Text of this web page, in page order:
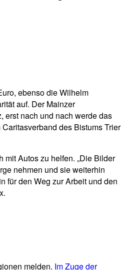
ebenso die Wilhelm
auf. Der Mainzer
erst nach und nach werde das
des Bistums Trier
Autos zu helfen. „Die Bilder
nehmen und sie weiterhin
für den Weg zur Arbeit und den
melden. Im Zuge der